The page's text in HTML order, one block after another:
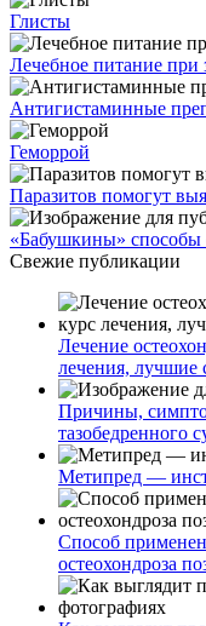
Глисты
Лечебное питание
Антигистаминные
Геморрой
Паразитов помогут
«Бабушкины» способы
Свежие публикации
Лечение
лечения, лучшие
Причины,
тазобедренного
Метипред —
Способ
остеохондроза